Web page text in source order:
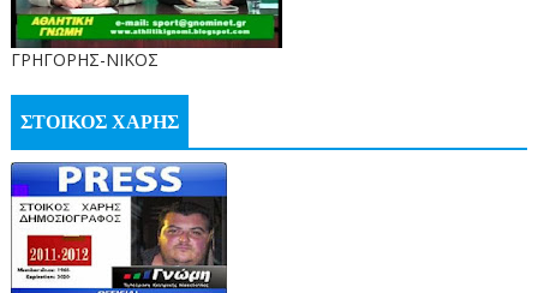
ΓΡΗΓΟΡΗΣ-ΝΙΚΟΣ
ΣΤΟΙΚΟΣ ΧΑΡΗΣ